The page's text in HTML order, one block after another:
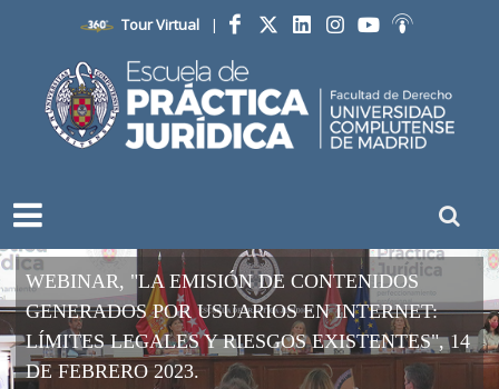
Tour Virtual |
Facebook
WEBINAR, "LA EMISIÓN DE CONTENIDOS
GENERADOS POR USUARIOS EN INTERNET:
LÍMITES LEGALES Y RIESGOS EXISTENTES", 14
DE FEBRERO 2023.